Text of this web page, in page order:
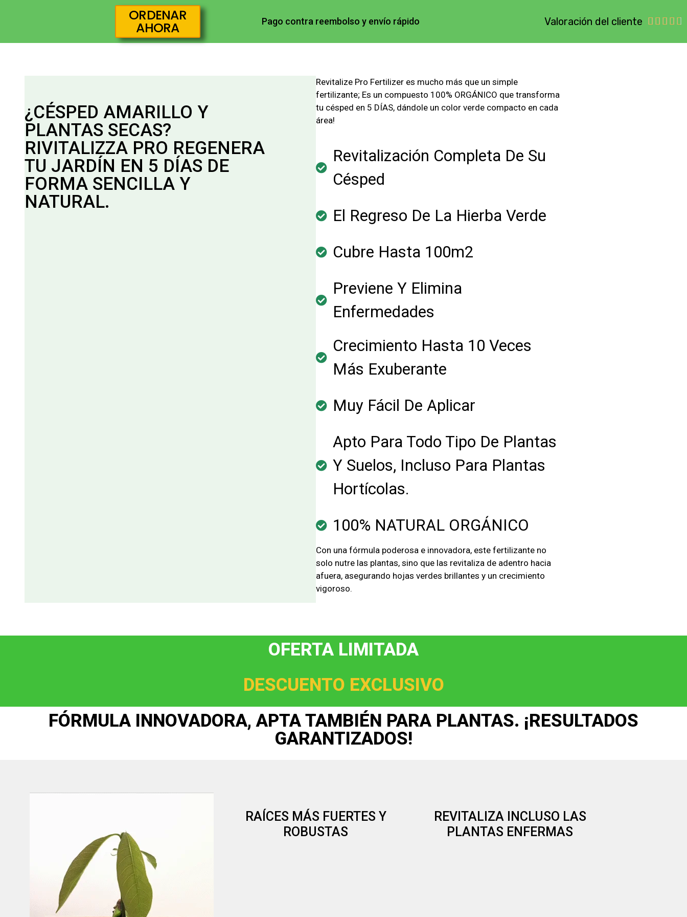
ORDENAR
AHORA Pago contra reembolso y envío rápido Valoración del cliente     
¿CÉSPED AMARILLO Y
PLANTAS SECAS?
RIVITALIZZA PRO REGENERA
TU JARDÍN EN 5 DÍAS DE
FORMA SENCILLA Y
NATURAL.
Revitalize Pro Fertilizer es mucho más que un simple
fertilizante; Es un compuesto 100% ORGÁNICO que transforma
tu césped en 5 DÍAS, dándole un color verde compacto en cada
área!
Revitalización Completa De Su
Césped
El Regreso De La Hierba Verde
Cubre Hasta 100m2
Previene Y Elimina
Enfermedades
Crecimiento Hasta 10 Veces
Más Exuberante
Muy Fácil De Aplicar
Apto Para Todo Tipo De Plantas
Y Suelos, Incluso Para Plantas
Hortícolas.
100% NATURAL ORGÁNICO
Con una fórmula poderosa e innovadora, este fertilizante no
solo nutre las plantas, sino que las revitaliza de adentro hacia
afuera, asegurando hojas verdes brillantes y un crecimiento
vigoroso.
OFERTA LIMITADA
DESCUENTO EXCLUSIVO
FÓRMULA INNOVADORA, APTA TAMBIÉN PARA PLANTAS. ¡RESULTADOS
GARANTIZADOS!
RAÍCES MÁS FUERTES Y
ROBUSTAS
REVITALIZA INCLUSO LAS
PLANTAS ENFERMAS